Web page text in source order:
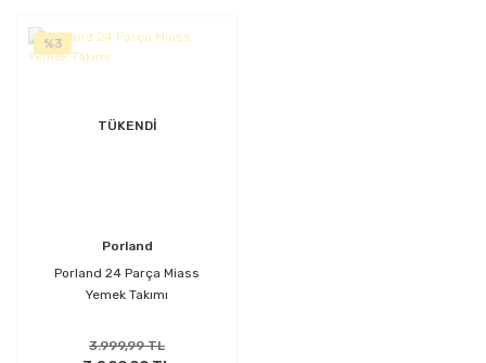
%3
TÜKENDİ
Porland
Porland 24 Parça Miass
Yemek Takımı
3.999,99 TL